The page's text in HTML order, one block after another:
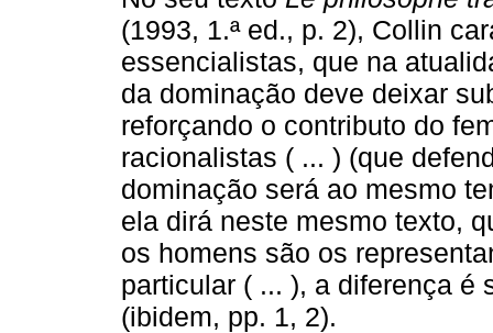
(1993, 1.ª ed., p. 2), Collin
essencialistas, que na
da dominação deve deixar
reforçando o contributo do
racionalistas ( ... ) (que
dominação será ao mesmo
ela dirá neste mesmo texto,
os homens são os
particular ( ... ), a diferença é
(ibidem, pp. 1, 2).